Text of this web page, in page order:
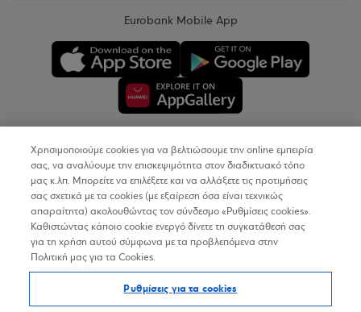
Eurobank Mobile App
Copyright © 2026
Όροι Χρήσης
Προσωπικά Δεδομένα στον Διαδικτυακό Τόπο
Δήλωση Προσβασιμότητας
Χρησιμοποιούμε cookies για να βελτιώσουμε την online εμπειρία
σας, να αναλύουμε την επισκεψιμότητα στον διαδικτυακό τόπο
μας κ.λπ. Μπορείτε να επιλέξετε και να αλλάξετε τις προτιμήσεις
σας σχετικά με τα cookies (με εξαίρεση όσα είναι τεχνικώς
απαραίτητα) ακολουθώντας τον σύνδεσμο «Ρυθμίσεις cookies».
Καθιστώντας κάποιο cookie ενεργό δίνετε τη συγκατάθεσή σας
για τη χρήση αυτού σύμφωνα με τα προβλεπόμενα στην
Πολιτική μας για τα Cookies.
Ρυθμίσεις για τα cookies